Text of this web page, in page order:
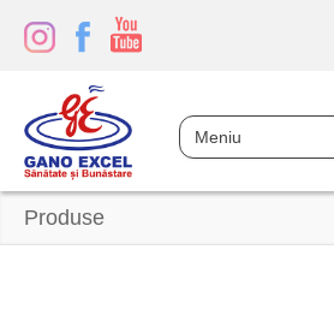
Produse